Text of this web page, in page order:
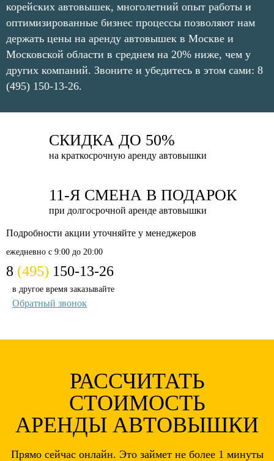
корейских автовышек, многолетний опыт работы и
оптимизированные бизнес процессы позволяют нам
держать цены на аренду автовышек в Москве и
Московской области в среднем на 20% ниже, чем у
других компаний. Звоните и убедитесь в этом сами: 8
(495) 150-13-26.
СКИДКА ДО 50%
на краткосрочную аренду автовышки
11-Я СМЕНА В ПОДАРОК
при долгосрочной аренде автовышки
Подробности акции уточняйте у менеджеров
ежедневно с 9:00 до 20:00
в другое время заказывайте
8 (495) 150-13-26
Обратный звонок
РАССЧИТАТЬ
СТОИМОСТЬ
АРЕНДЫ АВТОВЫШКИ
Прямо сейчас онлайн. Это займет не более 1 минуты